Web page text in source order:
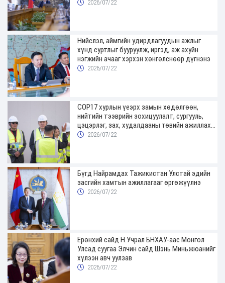
2026/07/22
Нийслэл, аймгийн удирдлагуудын ажлыг
хүнд суртлыг бууруулж, иргэд, аж ахуйн
нэгжийн ачааг хэрхэн хөнгөлснөөр дүгнэнэ
2026/07/22
COP17 хурлын үеэрх замын хөдөлгөөн,
нийтийн тээврийн зохицуулалт, сургууль,
цэцэрлэг, зах, худалдааны төвийн ажиллах
хуваарийг гаргаж, иргэдэд мэдээлэхийг
2026/07/22
Бүгд Найрамдах Тажикистан Улстай эдийн
засгийн хамтын ажиллагааг өргөжүүлнэ
2026/07/22
Ерөнхий сайд Н.Учрал БНХАУ-аас Монгол
Улсад суугаа Элчин сайд Шэнь Миньжюанийг
хүлээн авч уулзав
2026/07/22